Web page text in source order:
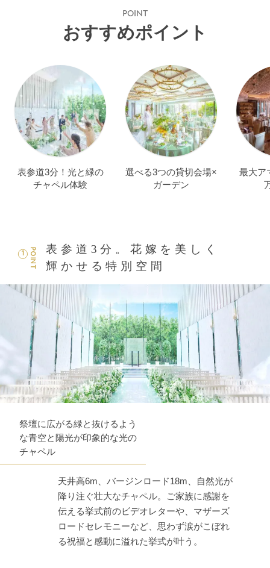
POINT
おすすめポイント
表参道3分！光と緑の
チャペル体験
選べる3つの貸切会場×
ガーデン
最大ア
POINT
1
表参道3分。花嫁を美しく
輝かせる特別空間
祭壇に広がる緑と抜けるよう
な青空と陽光が印象的な光の
チャペル
天井高6m、バージンロード18m、自然光が
降り注ぐ壮大なチャペル。ご家族に感謝を
伝える挙式前のビデオレターや、マザーズ
ロードセレモニーなど、思わず涙がこぼれ
る祝福と感動に溢れた挙式が叶う。